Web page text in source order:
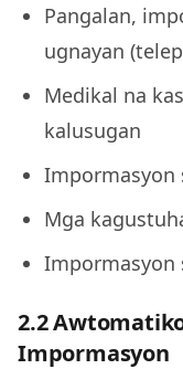
Pangalan,
ugnayan
Medikal na
kalusugan
Impormasyon
Mga
Impormasyon
2.2
Impormasyon